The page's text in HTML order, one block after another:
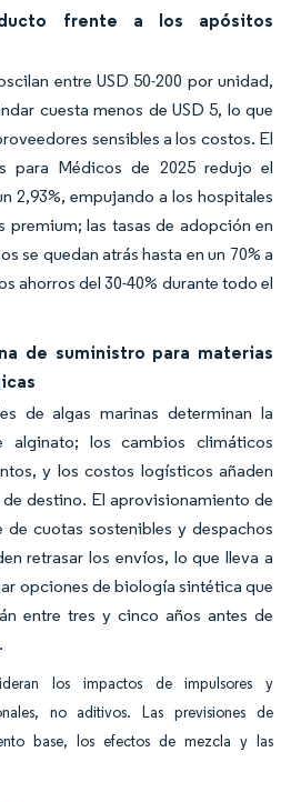
frente a los apósitos
entre USD 50-200 por unidad,
cuesta menos de USD 5, lo que
sensibles a los costos. El
para Médicos de 2025 redujo el
2,93%, empujando a los hospitales
premium; las tasas de adopción en
se quedan atrás hasta en un 70% a
ahorros del 30-40% durante todo el
de suministro para materias
de algas marinas determinan la
alginato; los cambios climáticos
y los costos logísticos añaden
destino. El aprovisionamiento de
cuotas sostenibles y despachos
retrasar los envíos, lo que lleva a
opciones de biología sintética que
entre tres y cinco años antes de
los impactos de impulsores y
no aditivos. Las previsiones de
base, los efectos de mezcla y las